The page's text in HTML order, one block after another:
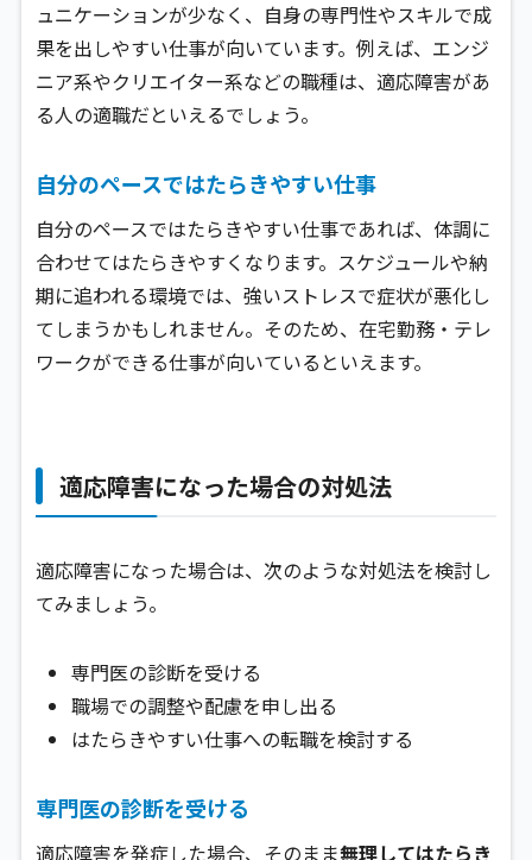
ュニケーションが少なく、自身の専門性やスキルで成
果を出しやすい仕事が向いています。例えば、エンジ
ニア系やクリエイター系などの職種は、適応障害があ
る人の適職だといえるでしょう。
自分のペースではたらきやすい仕事
自分のペースではたらきやすい仕事であれば、体調に
合わせてはたらきやすくなります。スケジュールや納
期に追われる環境では、強いストレスで症状が悪化し
てしまうかもしれません。そのため、在宅勤務・テレ
ワークができる仕事が向いているといえます。
適応障害になった場合の対処法
適応障害になった場合は、次のような対処法を検討し
てみましょう。
専門医の診断を受ける
職場での調整や配慮を申し出る
はたらきやすい仕事への転職を検討する
専門医の診断を受ける
適応障害を発症した場合、そのまま無理してはたらき